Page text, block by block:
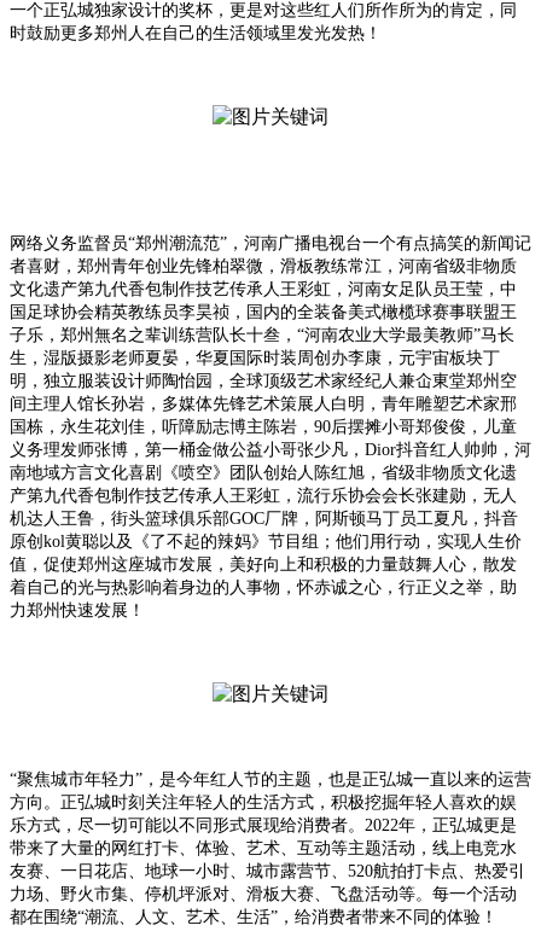
一个正弘城独家设计的奖杯，更是对这些红人们所作所为的肯定，同
时鼓励更多郑州人在自己的生活领域里发光发热！
网络义务监督员“郑州潮流范”，河南广播电视台一个有点搞笑的新闻记
者喜财，郑州青年创业先锋柏翠微，滑板教练常江，河南省级非物质
文化遗产第九代香包制作技艺传承人王彩虹，河南女足队员王莹，中
国足球协会精英教练员李昊祯，国内的全装备美式橄榄球赛事联盟王
子乐，郑州無名之辈训练营队长十叁，“河南农业大学最美教师”马长
生，湿版摄影老师夏晏，华夏国际时装周创办李康，元宇宙板块丁
明，独立服装设计师陶怡园，全球顶级艺术家经纪人兼仚東堂郑州空
间主理人馆长孙岩，多媒体先锋艺术策展人白明，青年雕塑艺术家邢
国栋，永生花刘佳，听障励志博主陈岩，90后摆摊小哥郑俊俊，儿童
义务理发师张博，第一桶金做公益小哥张少凡，Dior抖音红人帅帅，河
南地域方言文化喜剧《喷空》团队创始人陈红旭，省级非物质文化遗
产第九代香包制作技艺传承人王彩虹，流行乐协会会长张建勋，无人
机达人王鲁，街头篮球俱乐部GOC厂牌，阿斯顿马丁员工夏凡，抖音
原创kol黄聪以及《了不起的辣妈》节目组；他们用行动，实现人生价
值，促使郑州这座城市发展，美好向上和积极的力量鼓舞人心，散发
着自己的光与热影响着身边的人事物，怀赤诚之心，行正义之举，助
力郑州快速发展！
“聚焦城市年轻力”，是今年红人节的主题，也是正弘城一直以来的运营
方向。正弘城时刻关注年轻人的生活方式，积极挖掘年轻人喜欢的娱
乐方式，尽一切可能以不同形式展现给消费者。2022年，正弘城更是
带来了大量的网红打卡、体验、艺术、互动等主题活动，线上电竞水
友赛、一日花店、地球一小时、城市露营节、520航拍打卡点、热爱引
力场、野火市集、停机坪派对、滑板大赛、飞盘活动等。每一个活动
都在围绕“潮流、人文、艺术、生活”，给消费者带来不同的体验！